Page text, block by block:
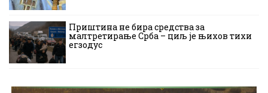
Приштина не бира средства за
малтретирање Срба – циљ је њихов тихи
егзодус